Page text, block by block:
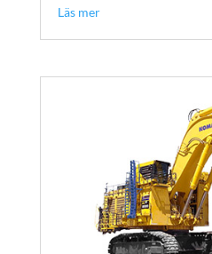
Läs mer